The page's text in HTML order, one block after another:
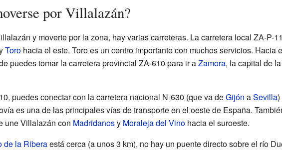
por Villalazán?
y moverte por la zona, hay varias carreteras. La carretera local ZA-P-
Torohacia el este. Toro es un centro importante con muchos servicios. Hacia
puedes tomar la carretera provincial ZA-610 para ir aZamora, la capital de
puedes conectar con la carretera nacional N-630 (que va deGijón aSevilla)
es una de las principales vías de transporte en el oeste de España.
une Villalazán con Madridanosy Moraleja del Vinohacia el suroeste.
de la Riberaestá cerca (a unos 3 km), no hay un puente directo sobre el río